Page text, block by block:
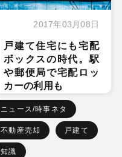
2017年03月08日
戸建て住宅にも宅配
ボックスの時代。駅
や郵便局で宅配ロッ
カーの利用も
ニュース/時事ネタ
不動産売却 戸建て
知識